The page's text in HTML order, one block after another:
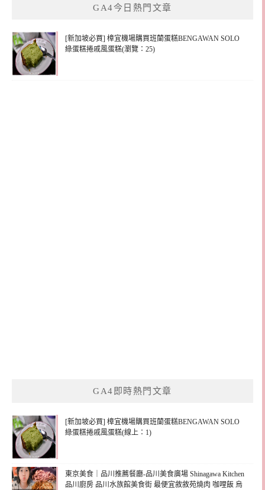
GA4今日熱門文章
[新加坡必買] 樟宜機場購買班蘭蛋糕BENGAWAN SOLO
綠蛋糕捲戚風蛋糕(瀏覽：25)
GA4即時熱門文章
[新加坡必買] 樟宜機場購買班蘭蛋糕BENGAWAN SOLO
綠蛋糕捲戚風蛋糕(線上：1)
東京美食｜品川推薦餐廳-品川美食廣場 Shinagawa Kitchen
品川廚房 品川水族館美食街 最便宜敘敘苑燒肉 咖哩飯 烏